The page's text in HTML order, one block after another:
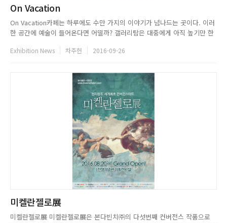
On Vacation
On Vacation카페는 하루에도 수만 가지의 이야기가 넘나드는 곳이다. 이러
한 공간에 예술이 들어온다면 어떨까? 갤러리탐은 대중에게 아직 높기만 한
간에서 나누는 이야기와 한 잔의 커피는 우리에게 익숙한 듯 익숙치 않은 조
Exhibition News 차주헌 2016-09-26
미켈란젤로展
미켈란젤로展 미켈란젤로展은 본다빈치㈜의 다섯번째 컨버전스 작품으로